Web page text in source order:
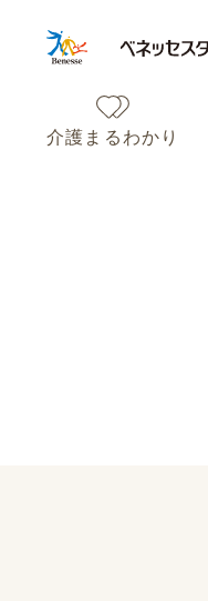
介護まるわかり